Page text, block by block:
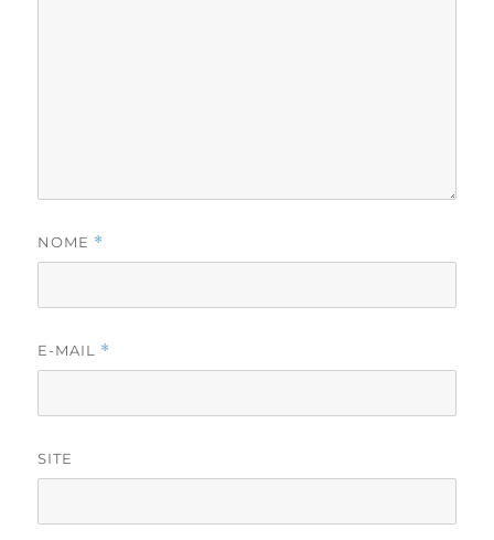
NOME *
E-MAIL *
SITE